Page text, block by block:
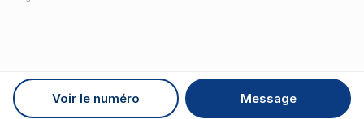
Voir le numéro Message